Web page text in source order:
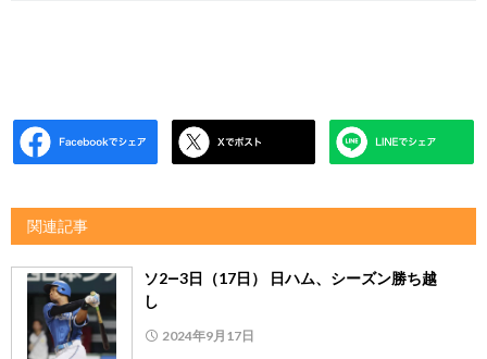
関連記事
ソ2―3日（17日） 日ハム、シーズン勝ち越
し
2024年9月17日